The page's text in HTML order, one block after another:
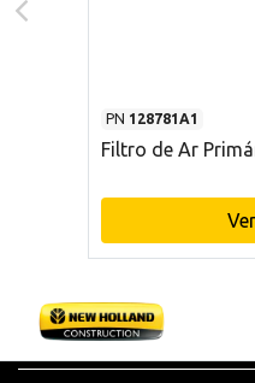
PN 128781A1
Filtro de Ar